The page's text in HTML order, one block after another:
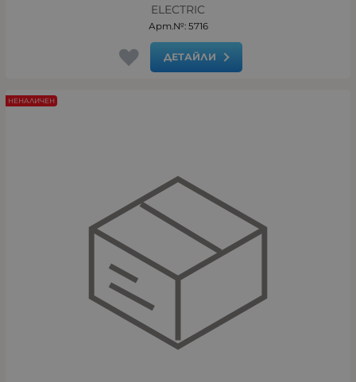
ELECTRIC
Арт.№: 5716
ДЕТАЙЛИ
НЕНАЛИЧЕН